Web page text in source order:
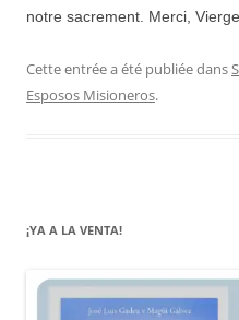
notre sacrement. Merci,
Cette entrée a été publiée dans
Esposos Misioneros.
¡YA A LA VENTA!